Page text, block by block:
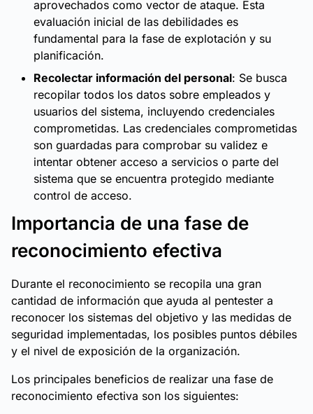
aprovechados como vector de ataque. Esta
evaluación inicial de las debilidades es
fundamental para la fase de explotación y su
planificación.
Recolectar información del personal: Se busca
recopilar todos los datos sobre empleados y
usuarios del sistema, incluyendo credenciales
comprometidas. Las credenciales comprometidas
son guardadas para comprobar su validez e
intentar obtener acceso a servicios o parte del
sistema que se encuentra protegido mediante
control de acceso.
Importancia de una fase de
reconocimiento efectiva
Durante el reconocimiento se recopila una gran
cantidad de información que ayuda al pentester a
reconocer los sistemas del objetivo y las medidas de
seguridad implementadas, los posibles puntos débiles
y el nivel de exposición de la organización.
Los principales beneficios de realizar una fase de
reconocimiento efectiva son los siguientes: